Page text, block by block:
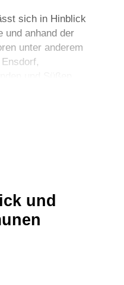
sich in Hinblick
und anhand der
unter anderem
Ensdorf,
und